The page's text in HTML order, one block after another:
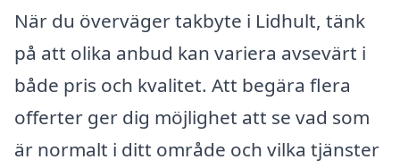
När du överväger takbyte i Lidhult, tänk
på att olika anbud kan variera avsevärt i
både pris och kvalitet. Att begära flera
offerter ger dig möjlighet att se vad som
är normalt i ditt område och vilka tjänster